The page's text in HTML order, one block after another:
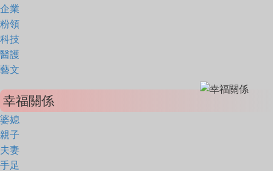
企業
粉領
科技
醫護
藝文
幸福關係
婆媳
親子
夫妻
手足